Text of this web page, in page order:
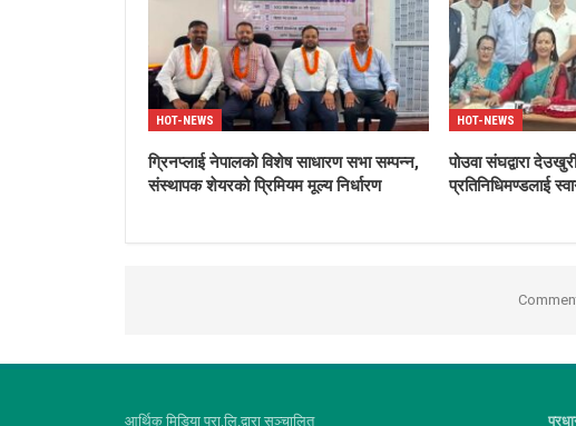
HOT-NEWS
ग्रिनप्लाई नेपालको विशेष साधारण सभा सम्पन्न,
संस्थापक शेयरको प्रिमियम मूल्य निर्धारण
HOT-NEWS
पोउवा संघद्वारा
प्रतिनिधिमण्डलाई
आर्थिक मिडिया प्रा.लि.द्वारा सञ्चालित